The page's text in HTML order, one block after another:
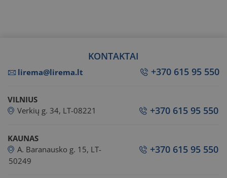
KONTAKTAI
lirema@lirema.lt +370 615 95 550
VILNIUS
Verkių g. 34, LT-08221
+370 615 95 550
KAUNAS
A. Baranausko g. 15, LT-
50249
+370 615 95 550